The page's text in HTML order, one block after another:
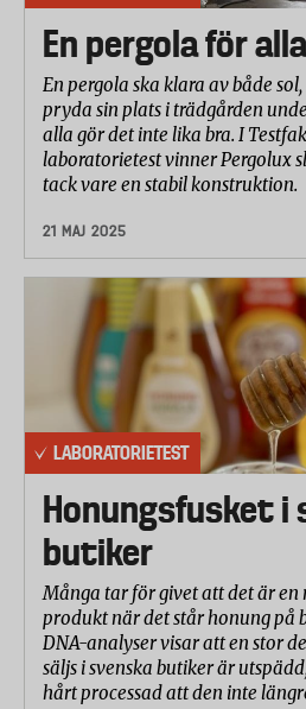
En pergola för
En pergola ska klara av både
pryda sin plats i trädgården
alla gör det inte lika bra. I
laboratorietest vinner Pergolux
tack vare en stabil konstruktion.
21 MAJ 2025
LABORATORIETEST
Honungsfusket i
butiker
Många tar för givet att det är en
produkt när det står honung på
DNA-analyser visar att en stor
säljs i svenska butiker är
hårt processad att den inte